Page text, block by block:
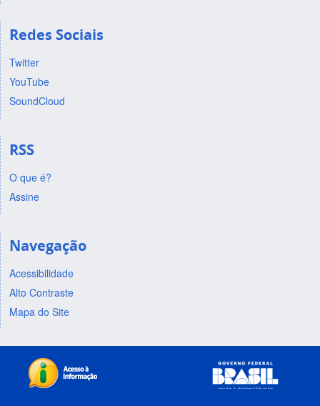
Redes Sociais
Twitter
YouTube
SoundCloud
RSS
O que é?
Assine
Navegação
Acessibilidade
Alto Contraste
Mapa do Site